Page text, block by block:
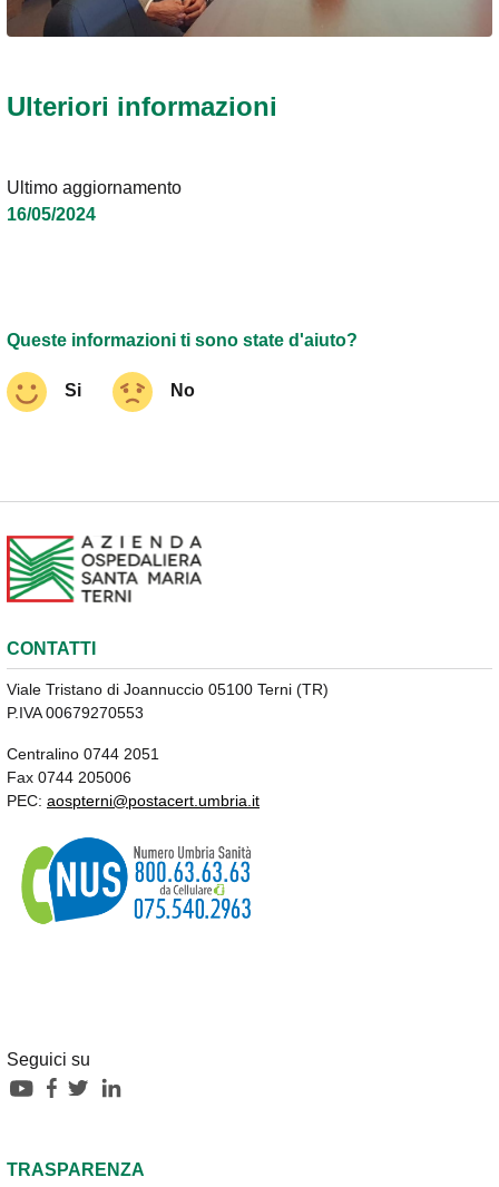
Ulteriori informazioni
Ultimo aggiornamento
16/05/2024
Queste informazioni ti sono state d'aiuto?
Si No
CONTATTI
Viale Tristano di Joannuccio 05100 Terni (TR)
P.IVA 00679270553
Centralino 0744 2051
Fax 0744 205006
PEC: aospterni@postacert.umbria.it
Seguici su
TRASPARENZA